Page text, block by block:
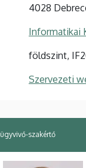
4028
Informatikai
földszint,
Szervezeti
ügyvivő-szakértő